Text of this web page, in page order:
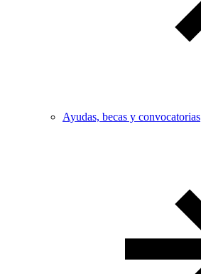
Ayudas, becas y convocatorias